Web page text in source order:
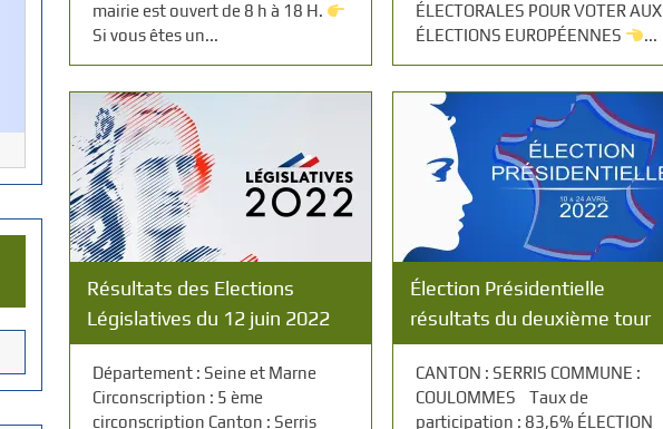
mairie est ouvert de 8 h à 18 H.
Si vous êtes un...
ÉLECTORALES POUR VOTER AUX
ÉLECTIONS EUROPÉENNES
...
Résultats des Elections
Législatives du 12 juin 2022
Département : Seine et Marne
Circonscription : 5 ème
circonscription Canton : Serris
Élection Présidentielle
résultats du deuxième tour
CANTON : SERRIS COMMUNE :
COULOMMES Taux de
participation : 83,6% ÉLECTION